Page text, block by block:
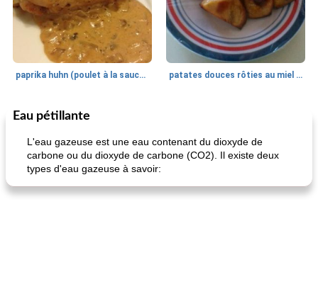
paprika huhn (poulet à la sauce paprika). patates douces rôties au miel / kumara
Petit déjeuner et brunch
Eau pétillante
L'eau gazeuse est une eau contenant du dioxyde de
carbone ou du dioxyde de carbone (CO2). Il existe deux
types d'eau gazeuse à savoir: